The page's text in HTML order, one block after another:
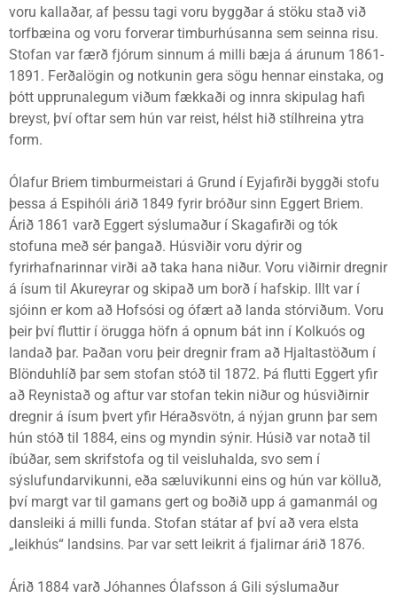
voru kallaðar, af þessu tagi voru byggðar á stöku stað við
torfbæina og voru forverar timburhúsanna sem seinna risu.
Stofan var færð fjórum sinnum á milli bæja á árunum 1861-
1891. Ferðalögin og notkunin gera sögu hennar einstaka, og
þótt upprunalegum viðum fækkaði og innra skipulag hafi
breyst, því oftar sem hún var reist, hélst hið stílhreina ytra
form.
Ólafur Briem timburmeistari á Grund í Eyjafirði byggði stofu
þessa á Espihóli árið 1849 fyrir bróður sinn Eggert Briem.
Árið 1861 varð Eggert sýslumaður í Skagafirði og tók
stofuna með sér þangað. Húsviðir voru dýrir og
fyrirhafnarinnar virði að taka hana niður. Voru viðirnir dregnir
á ísum til Akureyrar og skipað um borð í hafskip. Illt var í
sjóinn er kom að Hofsósi og ófært að landa stórviðum. Voru
þeir því fluttir í örugga höfn á opnum bát inn í Kolkuós og
landað þar. Þaðan voru þeir dregnir fram að Hjaltastöðum í
Blönduhlíð þar sem stofan stóð til 1872. Þá flutti Eggert yfir
að Reynistað og aftur var stofan tekin niður og húsviðirnir
dregnir á ísum þvert yfir Héraðsvötn, á nýjan grunn þar sem
hún stóð til 1884, eins og myndin sýnir. Húsið var notað til
íbúðar, sem skrifstofa og til veisluhalda, svo sem í
sýslufundarvikunni, eða sæluvikunni eins og hún var kölluð,
því margt var til gamans gert og boðið upp á gamanmál og
dansleiki á milli funda. Stofan státar af því að vera elsta
„leikhús“ landsins. Þar var sett leikrit á fjalirnar árið 1876.
Árið 1884 varð Jóhannes Ólafsson á Gili sýslumaður